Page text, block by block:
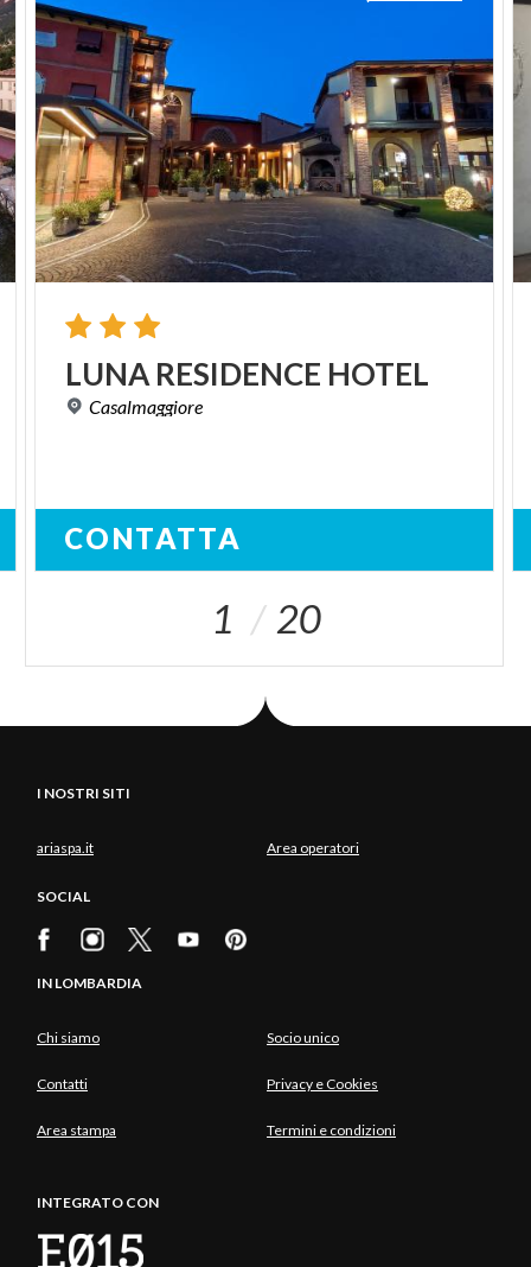
LUNA RESIDENCE HOTEL
Casalmaggiore
CONTATTA
1 20
I NOSTRI SITI
ariaspa.it Area operatori
SOCIAL
IN LOMBARDIA
Chi siamo Socio unico
Contatti Privacy e Cookies
Area stampa Termini e condizioni
INTEGRATO CON